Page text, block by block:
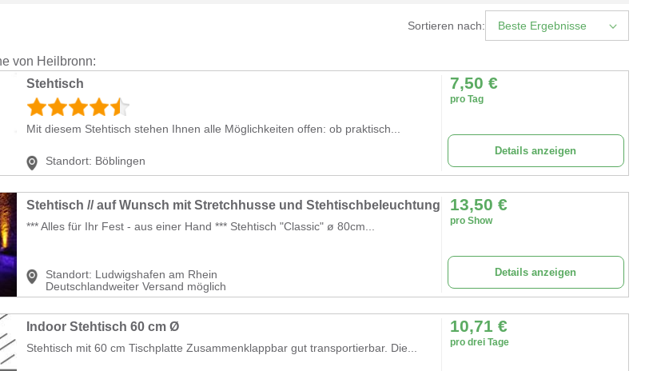
Sortieren nach: Beste Ergebnisse
von Heilbronn:
Stehtisch
Mit diesem Stehtisch stehen Ihnen alle Möglichkeiten offen: ob praktisch...
Standort: Böblingen
7,50 €
pro Tag
Details anzeigen
Stehtisch // auf Wunsch mit Stretchhusse und Stehtischbeleuchtung
*** Alles für Ihr Fest - aus einer Hand *** Stehtisch "Classic" ø 80cm...
Standort: Ludwigshafen am Rhein
Deutschlandweiter Versand möglich
13,50 €
pro Show
Details anzeigen
Indoor Stehtisch 60 cm Ø
Stehtisch mit 60 cm Tischplatte Zusammenklappbar gut transportierbar. Die...
10,71 €
pro drei Tage